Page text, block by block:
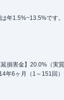
年1.5%~13.5%です。
損害金】20.0%（実
年6ヶ月（1～151回